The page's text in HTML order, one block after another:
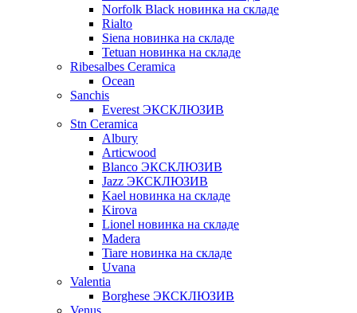
Norfolk Black новинка на складе
Rialto
Siena новинка на складе
Tetuan новинка на складе
Ribesalbes Ceramica
Ocean
Sanchis
Everest ЭКСКЛЮЗИВ
Stn Ceramica
Albury
Articwood
Blanco ЭКСКЛЮЗИВ
Jazz ЭКСКЛЮЗИВ
Kael новинка на складе
Kirova
Lionel новинка на складе
Madera
Tiare новинка на складе
Uvana
Valentia
Borghese ЭКСКЛЮЗИВ
Venus